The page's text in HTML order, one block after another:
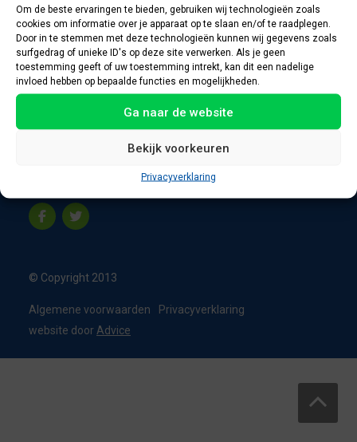
Om de beste ervaringen te bieden, gebruiken wij technologieën zoals
cookies om informatie over je apparaat op te slaan en/of te raadplegen.
Door in te stemmen met deze technologieën kunnen wij gegevens zoals
surfgedrag of unieke ID's op deze site verwerken. Als je geen
toestemming geeft of uw toestemming intrekt, kan dit een nadelige
invloed hebben op bepaalde functies en mogelijkheden.
Ga naar de website
Bekijk voorkeuren
Privacyverklaring
CERTIFICERING CONTACTGEGEVENS
Oevers 11
8331 VC Steenwijk
Nederland
info@appelbouw.nl
© Copyright 2013
Algemene voorwaarden
Privacyverklaring
website door Advice